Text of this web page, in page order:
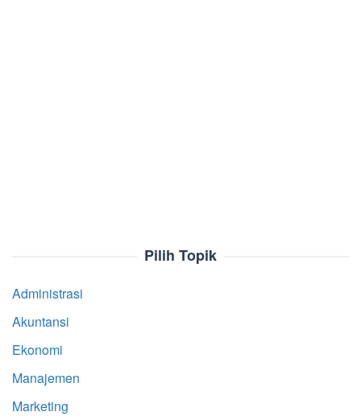
Pilih Topik
Administrasi
Akuntansi
Ekonomi
Manajemen
Marketing